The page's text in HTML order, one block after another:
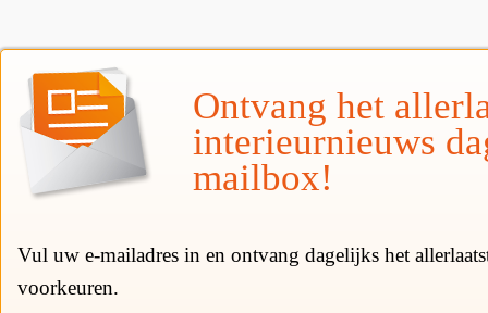
Ontvang het
interieurnieuws
mailbox!
Vul uw e-mailadres in en ontvang dagelijks het
voorkeuren.